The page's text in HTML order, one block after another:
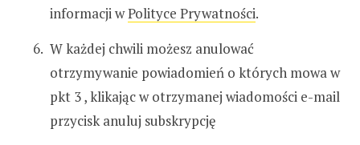
informacji wPolityce Prywatności.
W każdej chwili możesz anulować
otrzymywanie powiadomień o których mowa w
pkt 3 , klikając w otrzymanej wiadomości e-mail
przycisk anuluj subskrypcję